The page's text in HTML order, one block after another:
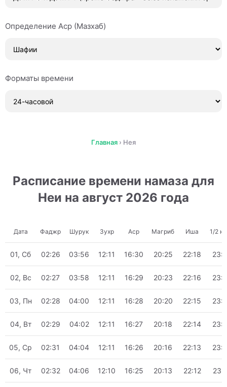
Определение Аср (Мазхаб)
Форматы времени
Главная › Нея
Расписание времени намаза для
Неи на август 2026 года
Дата Фаджр Шурук Зухр Аср Магриб Иша 1/2
01, Сб 02:26 03:56 12:11 16:30 20:25 22:18
02, Вс 02:27 03:58 12:11 16:29 20:23 22:16
03, Пн 02:28 04:00 12:11 16:28 20:20 22:15
04, Вт 02:29 04:02 12:11 16:27 20:18 22:14
05, Ср 02:31 04:04 12:11 16:26 20:16 22:13
06, Чт 02:32 04:06 12:10 16:25 20:13 22:12